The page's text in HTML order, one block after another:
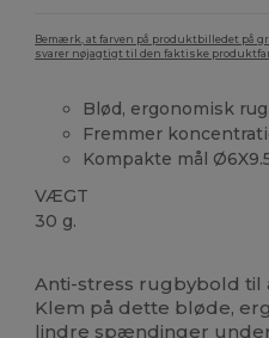
Bemærk, at farven på produktbilledet
svarer nøjagtigt til den faktiske
Blød, ergonomisk
Fremmer
Kompakte mål
VÆGT
30 g.
Anti-stress rugbybold til
Klem på dette bløde,
lindre spændinger